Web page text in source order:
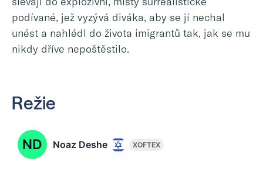
podívané, jež vyzývá diváka, aby se jí nechal
unést a nahlédl do života imigrantů tak, jak se mu
nikdy dříve nepoštěstilo.
Režie
ND Noaz Deshe XOFTEX